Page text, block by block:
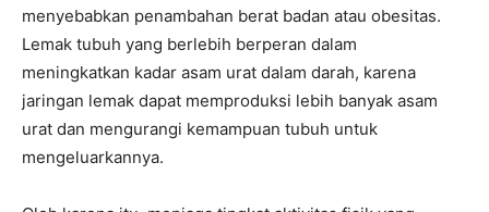
menyebabkan penambahan berat badan atau obesitas.
Lemak tubuh yang berlebih berperan dalam
meningkatkan kadar asam urat dalam darah, karena
jaringan lemak dapat memproduksi lebih banyak asam
urat dan mengurangi kemampuan tubuh untuk
mengeluarkannya.